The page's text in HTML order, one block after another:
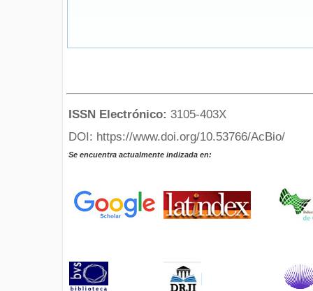
ISSN Electrónico: 3105-403X
DOI: https://www.doi.org/10.53766/AcBio/
Se encuentra actualmente indizada en: